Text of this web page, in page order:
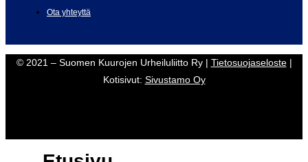
Ota yhteyttä
© 2021 – Suomen Kuurojen Urheiluliitto Ry | Tietosuojaseloste|
Kotisivut: Sivustamo Oy